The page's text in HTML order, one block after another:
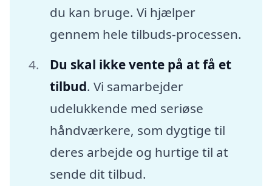
du kan bruge. Vi hjælper
gennem hele tilbuds-processen.
Du skal ikke vente på at få et
tilbud. Vi samarbejder
udelukkende med seriøse
håndværkere, som dygtige til
deres arbejde og hurtige til at
sende dit tilbud.